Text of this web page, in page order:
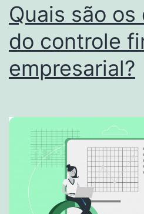
Quais são
do controle
empresarial?